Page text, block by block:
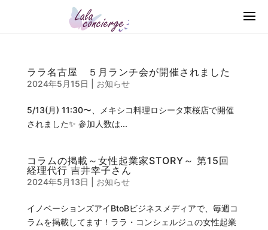
ララ名古屋 ５月ランチ会が開催されました
2024年5月15日 お知らせ
5/13(月) 11:30〜、メキシコ料理ロシータ東桜店で開催
されました✨ 参加人数は...
コラムの掲載～女性起業家STORY～ 第15回
経理代行 吉井幸子さん
2024年5月13日 お知らせ
イノベーションズアイBtoBビジネスメディアで、毎週コ
ラムを掲載してます！ララ・コンシェルジュの女性起業